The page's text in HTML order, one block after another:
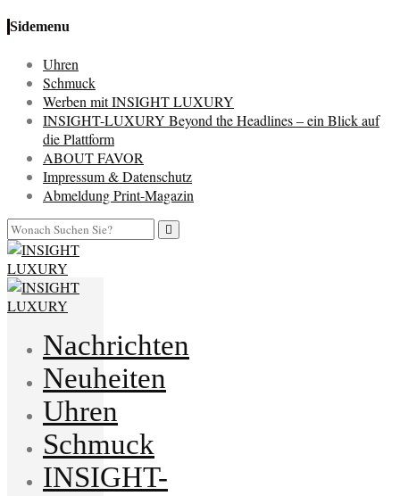
Sidemenu
Uhren
Schmuck
Werben mit INSIGHT LUXURY
INSIGHT-LUXURY Beyond the Headlines – ein Blick auf
die Plattform
ABOUT FAVOR
Impressum & Datenschutz
Abmeldung Print-Magazin
Nachrichten
Neuheiten
Uhren
Schmuck
INSIGHT-